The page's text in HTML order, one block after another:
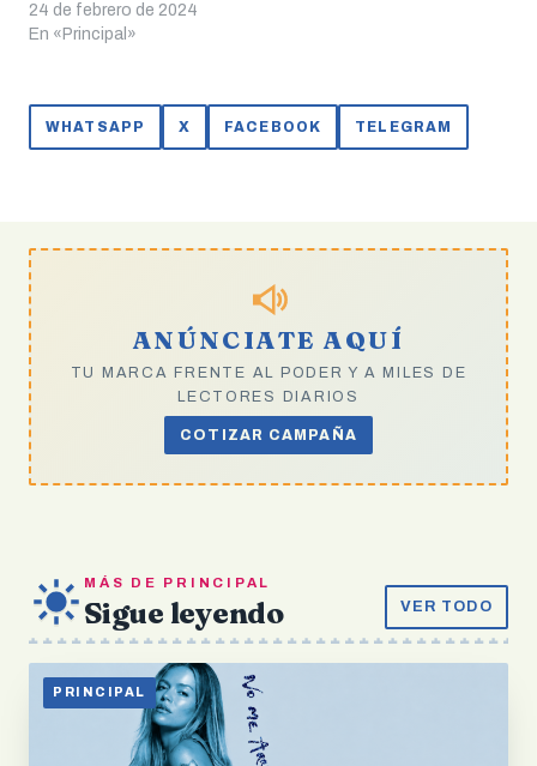
24 de febrero de 2024
En «Principal»
WHATSAPP X FACEBOOK TELEGRAM
ANÚNCIATE AQUÍ
TU MARCA FRENTE AL PODER Y A MILES DE
LECTORES DIARIOS
COTIZAR CAMPAÑA
MÁS DE PRINCIPAL
Sigue leyendo VER TODO
PRINCIPAL